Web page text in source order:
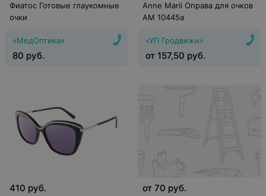
Фиатос Готовые глаукомные
очки
«МедОптика»
80 руб.
Anne Marii Оправа для очков
AM 10445a
«УП Гродвижн»
от 157,50 руб.
410 руб. от 70 руб.